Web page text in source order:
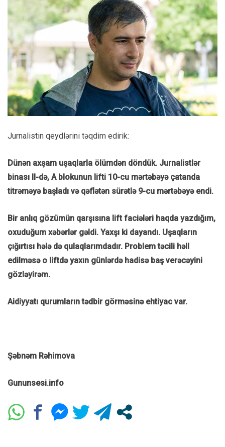
Jurnalistin qeydlərini təqdim edirik:
Dünən axşam uşaqlarla ölümdən döndük. Jurnalistlər
binası II-də, A blokunun lifti 10-cu mərtəbəyə çatanda
titrəməyə başladı və qəflətən sürətlə 9-cu mərtəbəyə endi.
Bir anlıq gözümün qarşısına lift faciələri haqda yazdığım,
oxuduğum xəbərlər gəldi. Yaxşı ki dayandı. Uşaqların
çığırtısı hələ də qulaqlarımdadır. Problem təcili həll
edilməsə o liftdə yaxın günlərdə hadisə baş verəcəyini
gözləyirəm.
Aidiyyatı qurumların tədbir görməsinə ehtiyac var.
Şəbnəm Rəhimova
Gununsesi.info